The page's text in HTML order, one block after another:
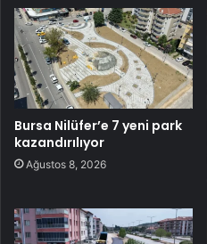
Bursa Nilüfer’e 7 yeni park
kazandırılıyor
Ağustos 8, 2026